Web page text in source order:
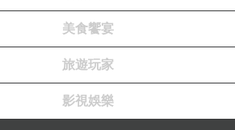
常尺寸選購
美食饗宴
旅遊玩家
影視娛樂